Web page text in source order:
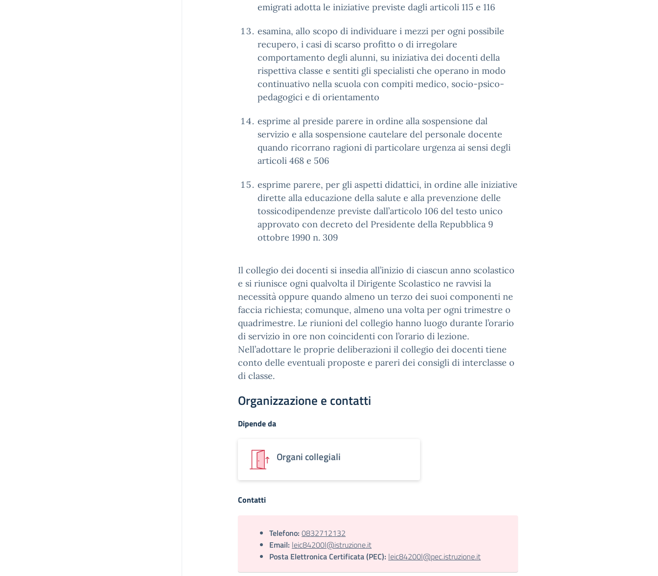
emigrati adotta le iniziative previste dagli articoli 115 e 116
esamina, allo scopo di individuare i mezzi per ogni possibile
recupero, i casi di scarso profitto o di irregolare
comportamento degli alunni, su iniziativa dei docenti della
rispettiva classe e sentiti gli specialisti che operano in modo
continuativo nella scuola con compiti medico, socio-psico-
pedagogici e di orientamento
esprime al preside parere in ordine alla sospensione dal
servizio e alla sospensione cautelare del personale docente
quando ricorrano ragioni di particolare urgenza ai sensi degli
articoli 468 e 506
esprime parere, per gli aspetti didattici, in ordine alle iniziative
dirette alla educazione della salute e alla prevenzione delle
tossicodipendenze previste dall’articolo 106 del testo unico
approvato con decreto del Presidente della Repubblica 9
ottobre 1990 n. 309
Il collegio dei docenti si insedia all’inizio di ciascun anno scolastico
e si riunisce ogni qualvolta il Dirigente Scolastico ne ravvisi la
necessità oppure quando almeno un terzo dei suoi componenti ne
faccia richiesta; comunque, almeno una volta per ogni trimestre o
quadrimestre. Le riunioni del collegio hanno luogo durante l’orario
di servizio in ore non coincidenti con l’orario di lezione.
Nell’adottare le proprie deliberazioni il collegio dei docenti tiene
conto delle eventuali proposte e pareri dei consigli di interclasse o
di classe.
Organizzazione e contatti
Dipende da
Organi collegiali
Contatti
Telefono: 0832712132
Email: leic84200l@istruzione.it
Posta Elettronica Certificata (PEC): leic84200l@pec.istruzione.it